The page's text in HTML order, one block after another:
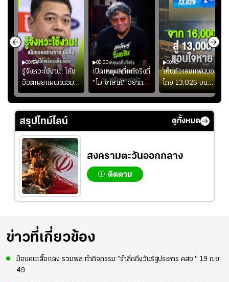
00:54
รู้จังหวะใช้งาน! โค้ช
อ๊อตเผยแผนถนอม
“บุ๋มบิ๋ม” เพื่อรักษา
ร่างกายให้พร้อมที่สุด
00:33
เปิดเหตุผลที่แท้จริงที่
"โม ซาลาห์" อยาก
ย้ายซบ "แทร็บซอนส
ปอร์"
00:40
เห็นตัวเลขแฟนบอล
ไทย 13,026 บน
สกอร์บอร์ดแล้วแอบ
ใจหาย น้อยกว่านัดที่
แล้วเจอมาเลเซียตั้ง
อย่างเห็นได้ชัด
สรุปไทม์ไลน์ ดูทั้งหมด
สงครามตะวันออกกลาง
ติดตาม
ข่าวที่เกี่ยวข้อง
ม็อบคนเสื้อแดง รวมพล ทำกิจกรรม “รำลึกถึงวันรัฐประหาร คสช." 19 ก.ย.
49